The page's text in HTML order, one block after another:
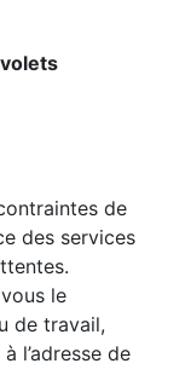
de
des services
le
de travail,
l’adresse de